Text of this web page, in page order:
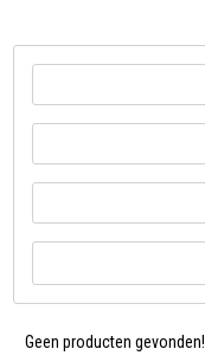
Geen producten